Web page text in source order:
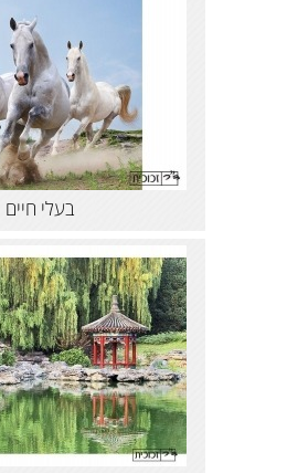
בעלי חיים